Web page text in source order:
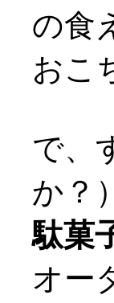
の食
おこ
で、
か？
駄菓
オー